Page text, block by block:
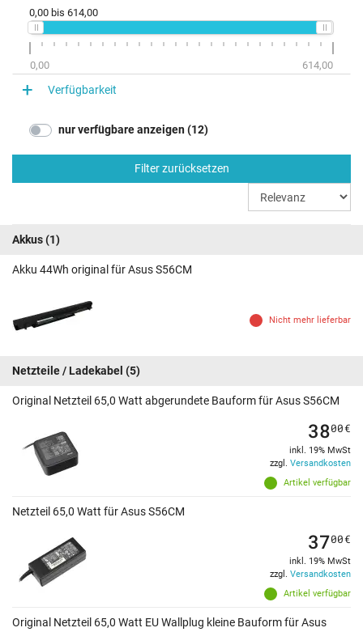
0,00 bis 614,00
0,00 614,00
Verfügbarkeit
nur verfügbare anzeigen (12)
Filter zurücksetzen
Akkus(1)
Akku 44Wh original für Asus S56CM
Nicht mehr lieferbar
Netzteile / Ladekabel (5)
Original Netzteil 65,0 Watt abgerundete Bauform für Asus S56CM
Artikel verfügbar
3800€
inkl. 19% MwSt
zzgl. Versandkosten
Netzteil 65,0 Watt für Asus S56CM
Artikel verfügbar
3700€
inkl. 19% MwSt
zzgl. Versandkosten
Original Netzteil 65,0 Watt EU Wallplug kleine Bauform für Asus